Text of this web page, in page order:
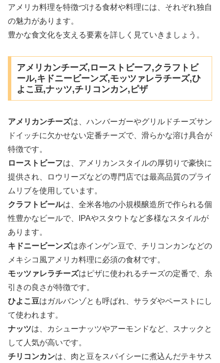
アメリカ料理を特徴づける食材や料理には、それぞれ独自
の魅力があります。
豊かな食文化を支える要素を詳しく見ていきましょう。
アメリカンチーズ,ローストビーフ,クラフトビ
ール,キドニービーンズ,モッツァレラチーズ,ひ
よこ豆,ナッツ,チリコンカン,ピザ
アメリカンチーズは、ハンバーガーやグリルドチーズサン
ドイッチに欠かせない定番チーズで、滑らかな溶け具合が
特徴です。
ローストビーフは、アメリカンスタイルの厚切りで豪快に
提供され、ロウリーズなどの専門店では最高品質のプライ
ムリブを使用しています。
クラフトビールは、全米各地の小規模醸造所で作られる個
性豊かなビールで、IPAやスタウトなど多様なスタイルが
あります。
キドニービーンズは赤インゲン豆で、チリコンカンなどの
メキシコ風アメリカ料理に必須の食材です。
モッツァレラチーズはピザに使われるチーズの定番で、糸
引きの良さが特徴です。
ひよこ豆はガルバンゾとも呼ばれ、サラダやペーストにし
て使われます。
ナッツは、カシューナッツやアーモンドなど、スナックと
して人気が高いです。
チリコンカンは、肉と豆をスパイシーに煮込んだテキサス